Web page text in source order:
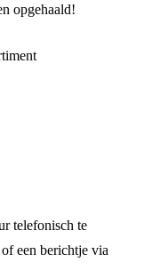
opgehaald!
telefonisch te
een berichtje via